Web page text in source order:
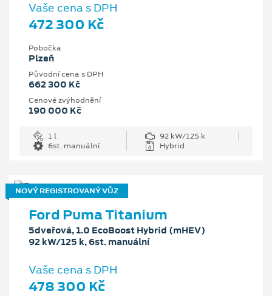
Vaše cena s DPH
472 300 Kč
Pobočka
Plzeň
Původní cena s DPH
662 300 Kč
Cenové zvýhodnění
190 000 Kč
1 l
92 kW/125 k
6st. manuální
Hybrid
NOVÝ REGISTROVANÝ VŮZ
Ford Puma Titanium
5dveřová, 1.0 EcoBoost Hybrid (mHEV)
92 kW/125 k, 6st. manuální
Vaše cena s DPH
478 300 Kč